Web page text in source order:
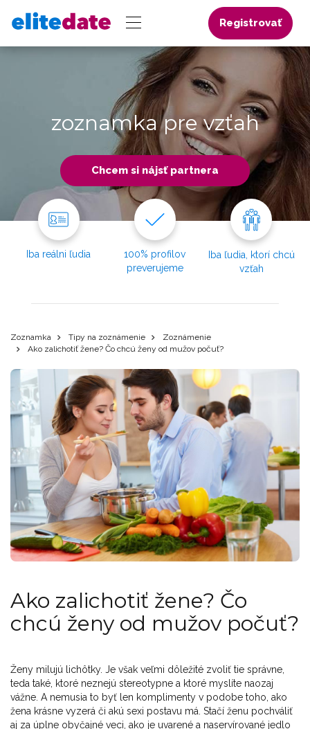
Registrovať
zoznamka pre vzťah
Chcem si nájsť partnera
Iba reálni ľudia
100% profilov
preverujeme
Iba ľudia, ktorí chcú
vzťah
Zoznamka Tipy na zoznámenie
Zoznámenie
Ako zalichotiť žene? Čo chcú ženy od mužov počuť?
Ako zalichotiť žene? Čo
chcú ženy od mužov počuť?
Ženy milujú lichôtky. Je však veľmi dôležité zvoliť tie správne,
teda také, ktoré neznejú stereotypne a ktoré myslíte naozaj
vážne. A nemusia to byť len komplimenty v podobe toho, ako
žena krásne vyzerá či akú sexi postavu má. Stačí ženu pochváliť
aj za úplne obyčajné veci, ako je uvarené a naservírované jedlo